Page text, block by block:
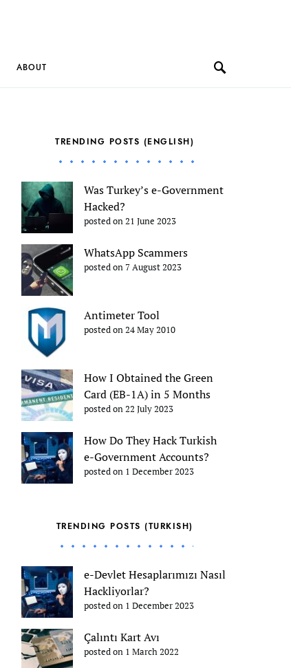
ABOUT
TRENDING POSTS (ENGLISH)
Was Turkey’s e-Government
Hacked?
posted on 21 June 2023
WhatsApp Scammers
posted on 7 August 2023
Antimeter Tool
posted on 24 May 2010
How I Obtained the Green
Card (EB-1A) in 5 Months
posted on 22 July 2023
How Do They Hack Turkish
e-Government Accounts?
posted on 1 December 2023
TRENDING POSTS (TURKISH)
e-Devlet Hesaplarımızı Nasıl
Hackliyorlar?
posted on 1 December 2023
Çalıntı Kart Avı
posted on 1 March 2022